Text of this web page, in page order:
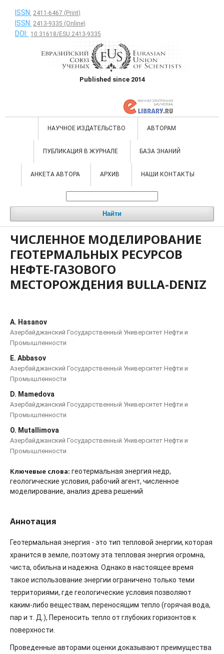
ISSN: 2411-6467 (Print)
ISSN: 2413-9335 (Online)
DOI: 10.31618/ESU.2413-9335
Published since 2014
НАУЧНОЕ ИЗДАТЕЛЬСТВО АВТОРАМ
ПУБЛИКАЦИЯ В ЖУРНАЛЕ БАЗА ЗНАНИЙ
АНКЕТА АВТОРА АРХИВ НАШИ КОНТАКТЫ
Найти
ЧИСЛЕННОЕ МОДЕЛИРОВАНИЕ
ГЕОТЕРМАЛЬНЫХ РЕСУРСОВ
НЕФТЕ-ГАЗОВОГО
МЕСТОРОЖДЕНИЯ BULLA-DENIZ
A. Hasanov
Азербайджанский Государственный Университет Нефти и
Промышленности
E. Abbasov
Азербайджанский Государственный Университет Нефти и
Промышленности
D. Mamedova
Азербайджанский Государственный Университет Нефти и
Промышленности
O. Mutallimova
Азербайджанский Государственный Университет Нефти и
Промышленности
Ключевые слова: геотермальная энергия недр,
геологические условия, рабочий агент, численное
моделирование, анализ древа решений
Аннотация
Геотермальная энергия - это тип тепловой энергии, которая
хранится в земле, поэтому эта тепловая энергия огромна,
чиста, обильна и надежна. Однако в настоящее время
такое использование энергии ограничено только теми
территориями, где геологические условия позволяют
каким-либо веществам, переносящим тепло (горячая вода,
пар и т. Д.), Переносить тепло от глубоких горизонтов к
поверхности.
Проведенные авторами оценки доказывают преимущества